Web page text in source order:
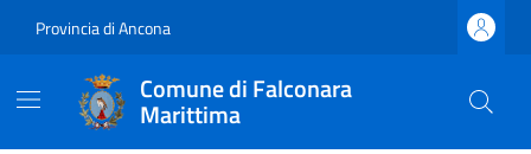
Provincia di Ancona
Comune di Falconara
Marittima